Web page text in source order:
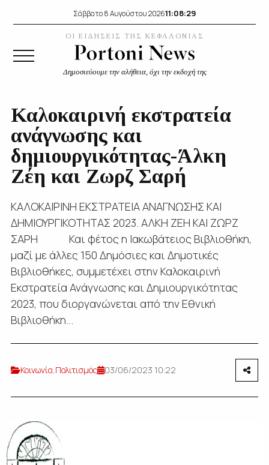
Σάββατο 8 Αυγούστου 202611:08:30
ΟΙ ΕΙΔΗΣΕΙΣ ΤΗΣ ΚΕΦΑΛΟΝΙΑΣ
Δημοσιεύουμε την αλήθεια, όχι την εκδοχή της
Καλοκαιρινή εκστρατεία
ανάγνωσης και
δημιουργικότητας-Άλκη
Ζέη και Ζωρζ Σαρή
ΚΑΛΟΚΑΙΡΙΝΗ ΕΚΣΤΡΑΤΕΙΑ ΑΝΑΓΝΩΣΗΣ ΚΑΙ
ΔΗΜΙΟΥΡΓΙΚΟΤΗΤΑΣ 2023. ΑΛΚΗ ΖΕΗ ΚΑΙ ΖΩΡΖ
ΣΑΡΗ Και φέτος η Ιακωβάτειος Βιβλιοθήκη,
μαζί με άλλες 150 Δημόσιες και Δημοτικές
Βιβλιοθήκες, συμμετέχει στην Καλοκαιρινή
Εκστρατεία Ανάγνωσης και Δημιουργικότητας
2023, που διοργανώνεται από την Εθνική
Βιβλιοθήκη...
Κοινωνία,Πολιτισμός 03/06/2023 10:22